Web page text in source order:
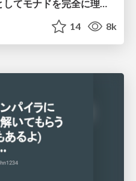
14 8k